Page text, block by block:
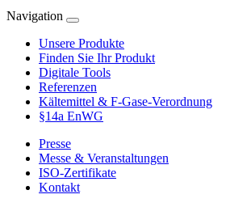
Navigation
Unsere Produkte
Finden Sie Ihr Produkt
Digitale Tools
Referenzen
Kältemittel & F-Gase-Verordnung
§14a EnWG
Presse
Messe & Veranstaltungen
ISO-Zertifikate
Kontakt